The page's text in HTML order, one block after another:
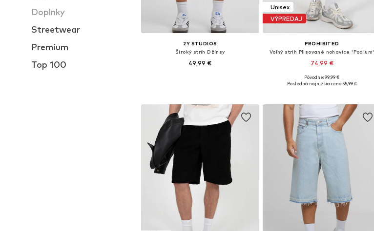
Doplnky
Streetwear
Premium
Top 100
2Y STUDIOS
Široký strih Džínsy
49,99 €
Unisex
VÝPREDAJ
PROHIBITED
Voľný strih Plisované nohavice 'Podium'
74,99 €
Dostupné veľkosti: 44 x 34
Pôvodne: 99,99 €
Posledná najnižšia cena:55,99 €